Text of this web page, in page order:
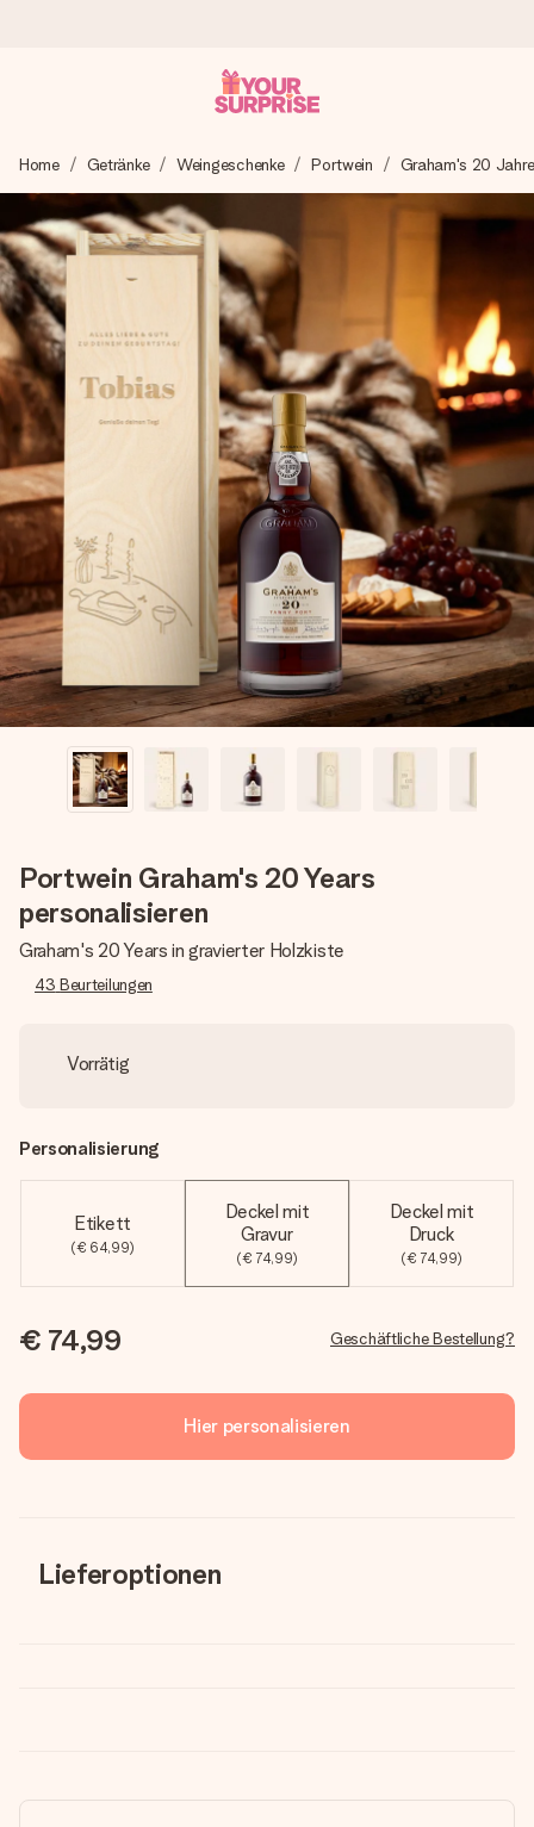
Wir bereiten dein Geschenk sorgfältig vor und schicken es
blitzschnell – damit du es genau zum richtigen Zeitpunkt
überreichen kannst, wenn es am meisten zählt.
4,8 (basierend auf +15.000 Bewertungen)
Unsere Geschenke begeistern. Kunden bewerten uns mit
4,8 bei Google Reviews (Gesamtergebnis aller Länder, in
die wir versenden).
Mit Liebe gemacht, im Handumdrehen
Erstelle etwas Einzigartiges in wenigen Schritten – mit
ihrem Namen, deinem Foto oder einer Nachricht von
Herzen. Kein Stress, nur pure Liebe für den perfekten
Moment.
Home Getränke Weingeschenke Portwein Graham's 20
Portwein Graham's 20 Years
personalisieren
Graham's 20 Years in gravierter Holzkiste
43 Beurteilungen
Vorrätig
Personalisierung
Etikett
(€ 64,99)
Deckel mit
Gravur
(€ 74,99)
Deckel mit
Druck
(€ 74,99)
€ 74,99 Geschäftliche Bestellung?
Hier personalisieren
Lieferoptionen